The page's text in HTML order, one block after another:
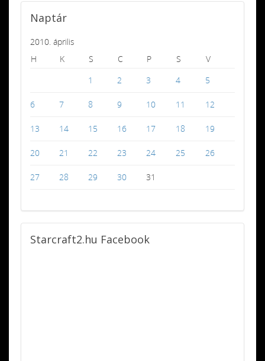
Naptár
2010. április
H
K S C P S
V
1
2 3 4 5
6 7 8 9 10 11 12
13 14 15 16 17 18 19
20 21 22 23 24 25 26
27 28 29 30 31
Starcraft2.hu Facebook